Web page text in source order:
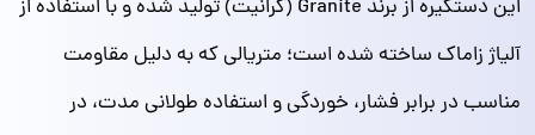
این دستگیره از برند Granite (گرانیت) تولید شده و با استفاده از
آلیاژ زاماک ساخته شده است؛ متریالی که به دلیل مقاومت
مناسب در برابر فشار، خوردگی و استفاده طولانی‌ مدت، در